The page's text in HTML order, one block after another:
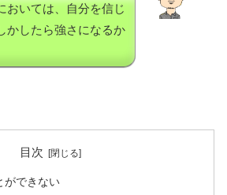
おいては、自分を信じ
かしたら強さになるか
目次
ができない